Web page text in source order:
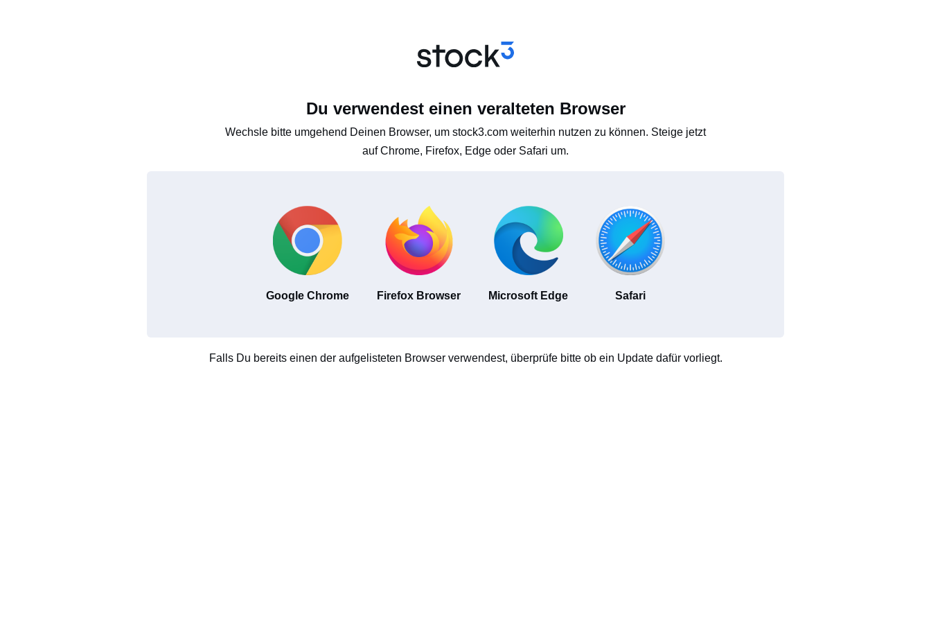
Du verwendest einen veralteten Browser
Wechsle bitte umgehend Deinen Browser, um stock3.com weiterhin nutzen zu können. Steige jetzt
auf Chrome, Firefox, Edge oder Safari um.
Google Chrome Firefox Browser Microsoft Edge Safari
Falls Du bereits einen der aufgelisteten Browser verwendest, überprüfe bitte ob ein Update dafür vorliegt.